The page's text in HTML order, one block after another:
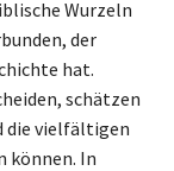
Wurzeln
der
hat.
schätzen
die vielfältigen
können. In